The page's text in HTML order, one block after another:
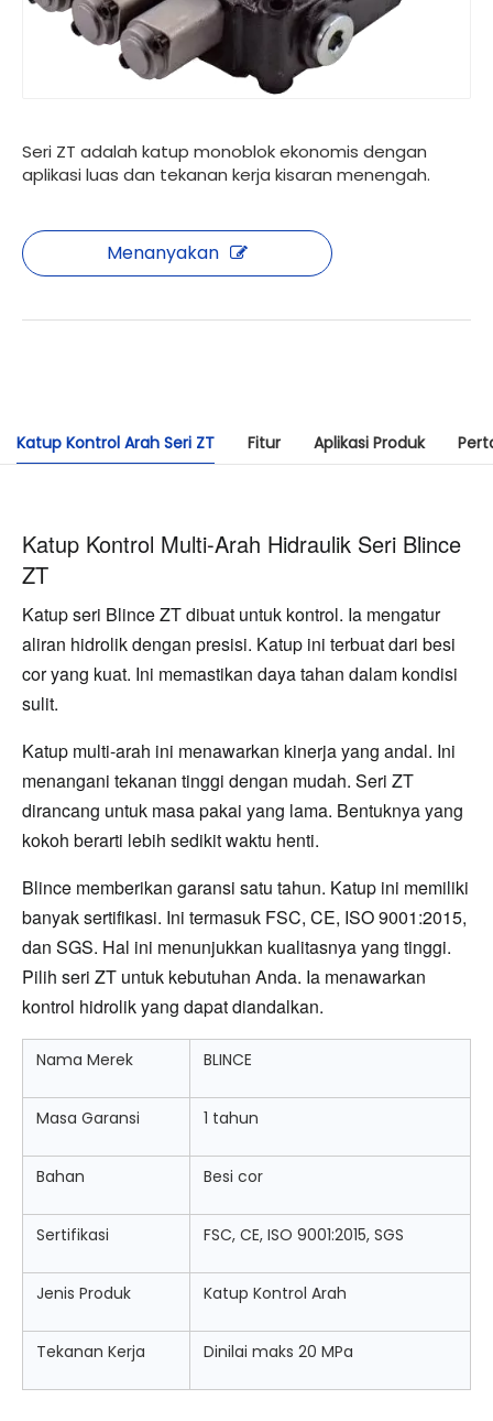
Seri ZT adalah katup monoblok ekonomis dengan
aplikasi luas dan tekanan kerja kisaran menengah.
Menanyakan
Katup Kontrol Arah Seri ZT Fitur Aplikasi Produk
Katup Kontrol Multi-Arah Hidraulik Seri Blince
ZT
Katup seri Blince ZT dibuat untuk kontrol. Ia mengatur
aliran hidrolik dengan presisi. Katup ini terbuat dari besi
cor yang kuat. Ini memastikan daya tahan dalam kondisi
sulit.
Katup multi-arah ini menawarkan kinerja yang andal. Ini
menangani tekanan tinggi dengan mudah. Seri ZT
dirancang untuk masa pakai yang lama. Bentuknya yang
kokoh berarti lebih sedikit waktu henti.
Blince memberikan garansi satu tahun. Katup ini memiliki
banyak sertifikasi. Ini termasuk FSC, CE, ISO 9001:2015,
dan SGS. Hal ini menunjukkan kualitasnya yang tinggi.
Pilih seri ZT untuk kebutuhan Anda. Ia menawarkan
kontrol hidrolik yang dapat diandalkan.
Nama Merek BLINCE
Masa Garansi 1 tahun
Bahan Besi cor
Sertifikasi FSC, CE, ISO 9001:2015, SGS
Jenis Produk Katup Kontrol Arah
Tekanan Kerja Dinilai maks 20 MPa